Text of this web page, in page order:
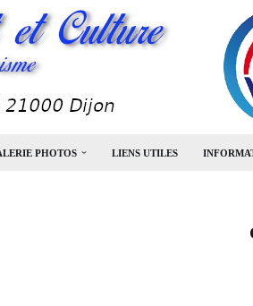
PHOTOS LIENS UTILES